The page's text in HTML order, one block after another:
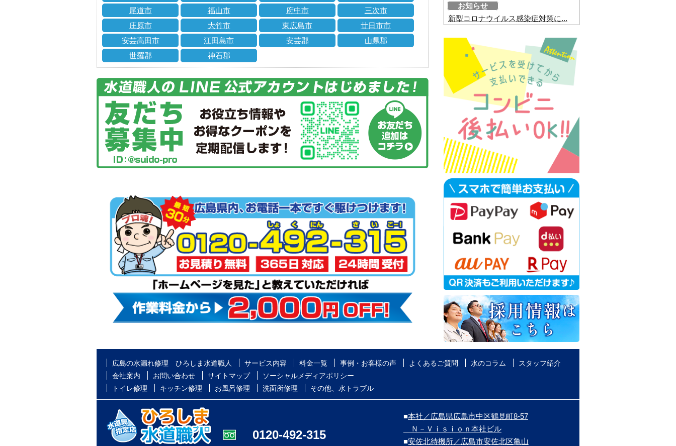
尾道市
福山市 府中市
三次市
庄原市
大竹市 東広島市
廿日市市
安芸高田市
江田島市 安芸郡
山県郡
世羅郡
神石郡
お知らせ
新型コロナウイルス感染症対策に...
広島の水漏れ修理 ひろしま水道職人 サービス内容 料金一覧 事例・お客様の声 よくあるご質問 水のコラム
スタッフ紹介
会社案内
お問い合わせ サイトマップ
ソーシャルメディアポリシー
トイレ修理
キッチン修理 お風呂修理 洗面所修理 その他、水トラブル
0120-492-315
■本社／広島県広島市中区鶴見町8-57
Ｎ－Ｖｉｓｉｏｎ本社ビル
■安佐北待機所／広島市安佐北区亀山